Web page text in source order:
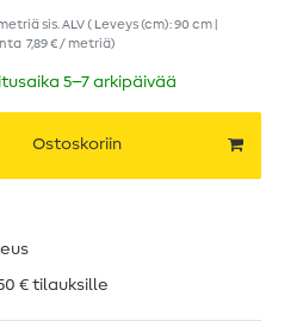
sis. ALV( Leveys (cm): 90 cm |
7,89 € / metriä)
5–7 arkipäivää
Ostoskoriin
€ tilauksille